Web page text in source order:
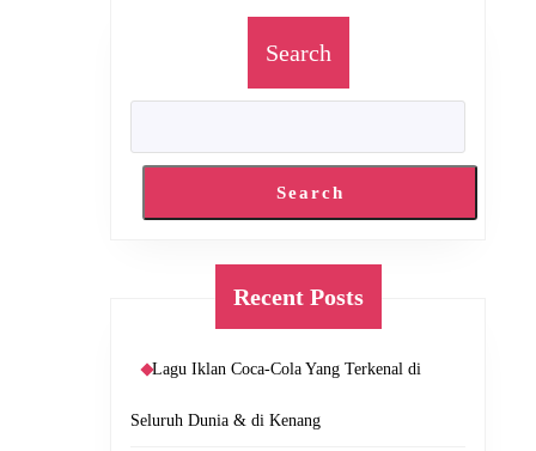
Search
Search
Recent Posts
Lagu Iklan Coca-Cola Yang Terkenal di
Seluruh Dunia & di Kenang